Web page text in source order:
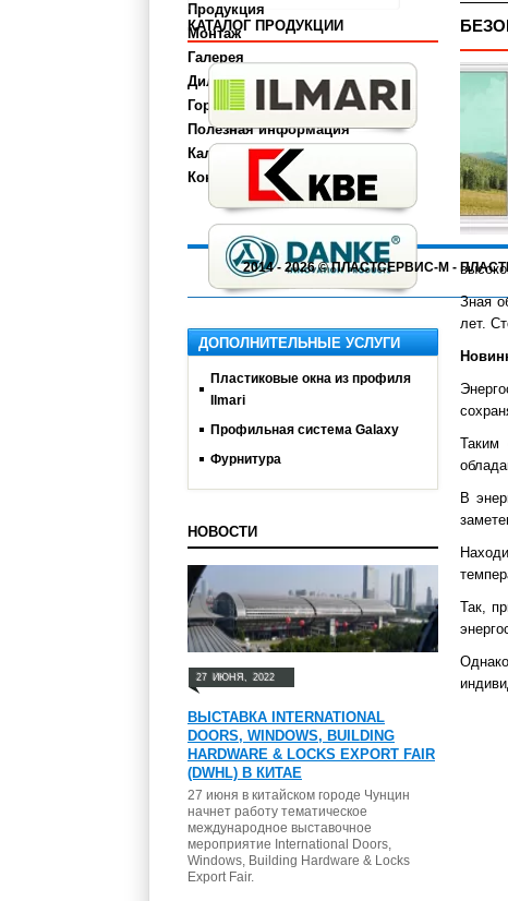
Зная
лет.
Таким
В
Так,
КАТАЛОГ ПРОДУКЦИИ
ДОПОЛНИТЕЛЬНЫЕ УСЛУГИ
Пластиковые окна из профиля
Ilmari
Профильная система Galaxy
Фурнитура
НОВОСТИ
27 ИЮНЯ, 2022
ВЫСТАВКА INTERNATIONAL
DOORS, WINDOWS, BUILDING
HARDWARE & LOCKS EXPORT FAIR
(DWHL) В КИТАЕ
27 июня в китайском городе Чунцин
начнет работу тематическое
международное выставочное
мероприятие International Doors,
Windows, Building Hardware & Locks
Export Fair.
Продукция
Монтаж
Галерея
Дилерам
Города
Полезная информация
Калькулятор
Контакты
2014 - 2026 © ПЛАСТСЕРВИС-М -